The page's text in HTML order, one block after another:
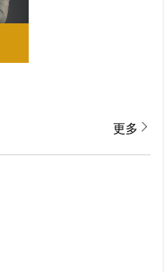
更多